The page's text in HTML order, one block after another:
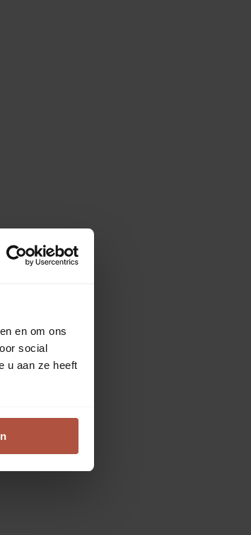
en om ons
social
u aan ze heeft